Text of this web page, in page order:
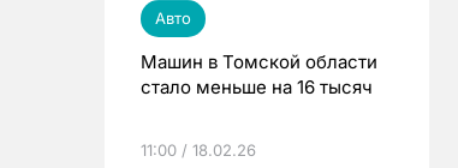
Авто
Машин в Томской области
стало меньше на 16 тысяч
11:00 / 18.02.26